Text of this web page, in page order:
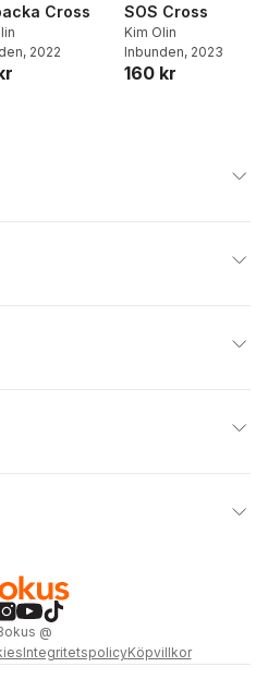
Cross
, 2022
SOS Cross
Kim Olin
Inbunden, 2023
160 kr
@
IntegritetspolicyKöpvillkor